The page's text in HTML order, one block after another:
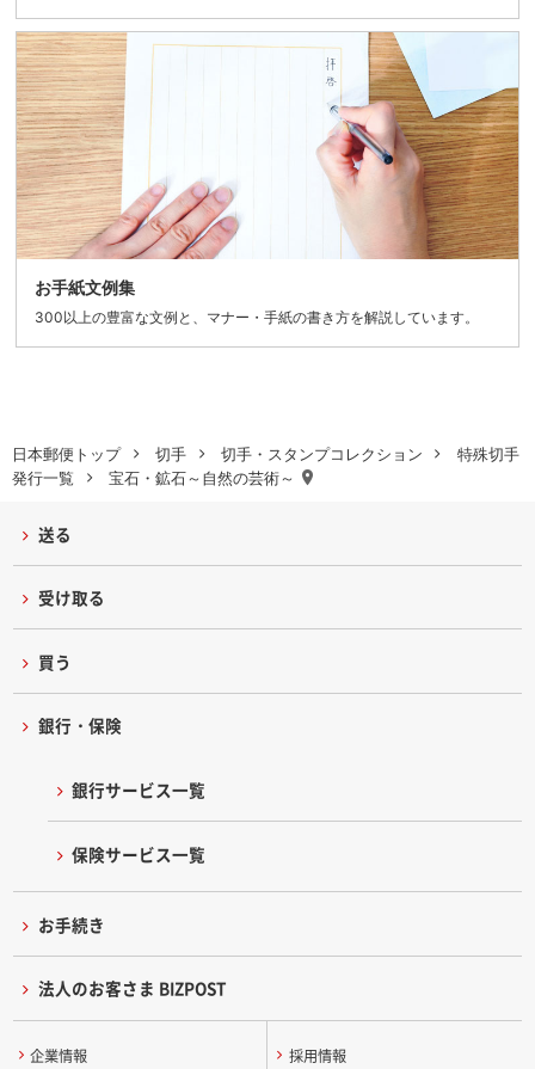
日本郵便トップ 切手 切手・スタンプコレクション
特殊切手
発行一覧
宝石・鉱石～自然の芸術～
お手紙文例集
300以上の豊富な文例と、マナー・手紙の書き方を解説しています。
送る
受け取る
買う
銀行・保険
銀行サービス一覧
保険サービス一覧
お手続き
法人のお客さま BIZPOST
企業情報 採用情報